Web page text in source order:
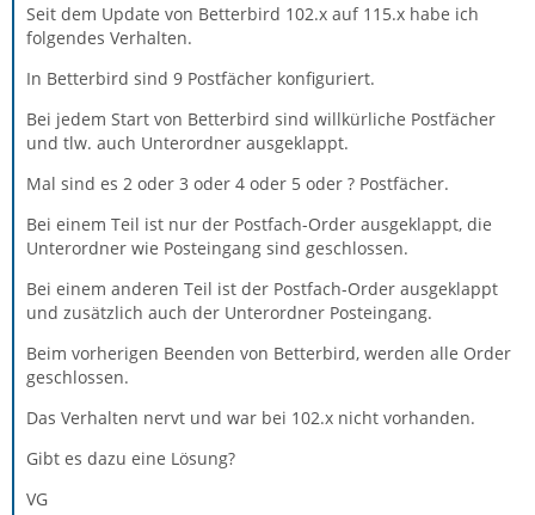
Seit dem Update von Betterbird 102.x auf 115.x habe ich
folgendes Verhalten.
In Betterbird sind 9 Postfächer konfiguriert.
Bei jedem Start von Betterbird sind willkürliche Postfächer
und tlw. auch Unterordner ausgeklappt.
Mal sind es 2 oder 3 oder 4 oder 5 oder ? Postfächer.
Bei einem Teil ist nur der Postfach-Order ausgeklappt, die
Unterordner wie Posteingang sind geschlossen.
Bei einem anderen Teil ist der Postfach-Order ausgeklappt
und zusätzlich auch der Unterordner Posteingang.
Beim vorherigen Beenden von Betterbird, werden alle Order
geschlossen.
Das Verhalten nervt und war bei 102.x nicht vorhanden.
Gibt es dazu eine Lösung?
VG